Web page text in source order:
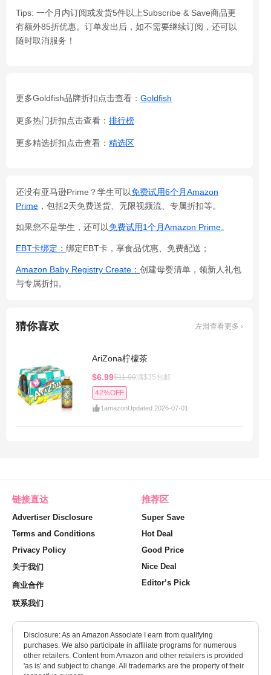
Tips: 一个月内订阅或发货5件以上Subscribe & Save商品更
有额外85折优惠。订单发出后，如不需要继续订阅，还可以
随时取消服务！
更多Goldfish品牌折扣点击查看： Goldfish
更多热门折扣点击查看： 排行榜
更多精选折扣点击查看： 精选区
还没有亚马逊Prime？学生可以免费试用6个月Amazon
Prime ，包括2天免费送货、无限视频流、专属折扣等。
如果您不是学生，还可以免费试用1个月Amazon Prime。
EBT卡绑定： 绑定EBT卡，享食品优惠、免费配送；
Amazon Baby Registry Create： 创建母婴清单，领新人礼包
与专属折扣。
猜你喜欢 左滑查看更多 ›
AriZona柠檬茶
$6.99$11.90满$35包邮
42%OFF
1amazonUpdated 2026-07-01
链接直达
Advertiser Disclosure
Terms and Conditions
Privacy Policy
关于我们
商业合作
联系我们
推荐区
Super Save
Hot Deal
Good Price
Nice Deal
Editor’s Pick
Disclosure: As an Amazon Associate I earn from qualifying
purchases. We also participate in affiliate programs for numerous
other retailers. Content from Amazon and other retailers is provided
'as is' and subject to change. All trademarks are the property of their